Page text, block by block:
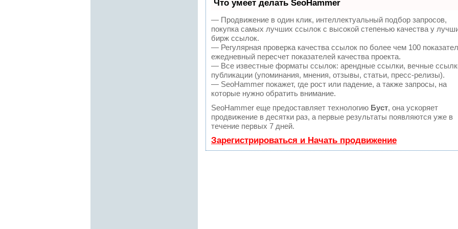
Что умеет делать SeoHammer
— Продвижение в один клик, интеллектуальный подбор запросов,
покупка самых лучших ссылок с высокой степенью качества у
бирж ссылок.
— Регулярная проверка качества ссылок по более чем 100
ежедневный пересчет показателей качества проекта.
— Все известные форматы ссылок: арендные ссылки, вечные
публикации (упоминания, мнения, отзывы, статьи, пресс-релизы).
— SeoHammer покажет, где рост или падение, а также запросы, на
которые нужно обратить внимание.
SeoHammer еще предоставляет технологию Буст, она ускоряет
продвижение в десятки раз, а первые результаты появляются уже в
течение первых 7 дней.
Зарегистрироваться и Начать продвижение